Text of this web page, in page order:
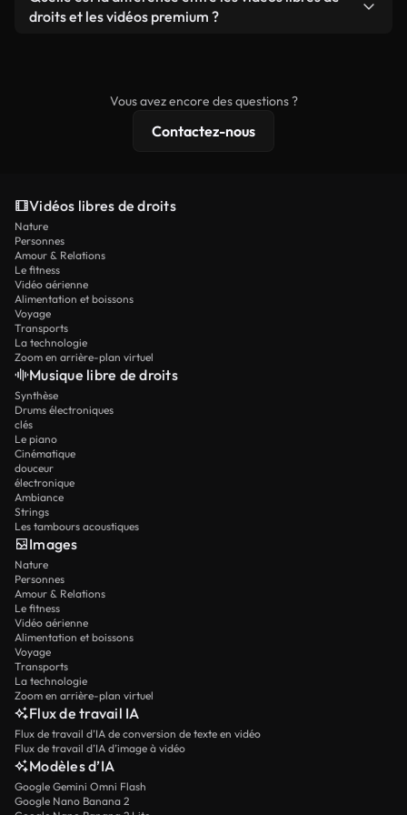
prêtes à l'emploi.
remixer nos vidéos. Assurez-vous simplement que
droits et les vidéos premium ?
résolution 4K et des protections de licence
Vous avez encore des questions ?
Contactez-nous
Vidéos libres de droits
Nature
Personnes
Amour & Relations
Le fitness
Vidéo aérienne
Alimentation et boissons
Voyage
Transports
La technologie
Zoom en arrière-plan virtuel
Musique libre de droits
Synthèse
Drums électroniques
clés
Le piano
Cinématique
douceur
électronique
Ambiance
Strings
Les tambours acoustiques
Images
Nature
Personnes
Amour & Relations
Le fitness
Vidéo aérienne
Alimentation et boissons
Voyage
Transports
La technologie
Zoom en arrière-plan virtuel
Flux de travail IA
Flux de travail d’IA de conversion de texte en vidéo
Flux de travail d’IA d’image à vidéo
Modèles d’IA
Google Gemini Omni Flash
Google Nano Banana 2